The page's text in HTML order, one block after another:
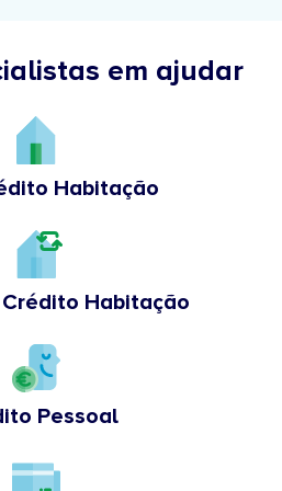
em ajudar
Habitação
Habitação
Pessoal